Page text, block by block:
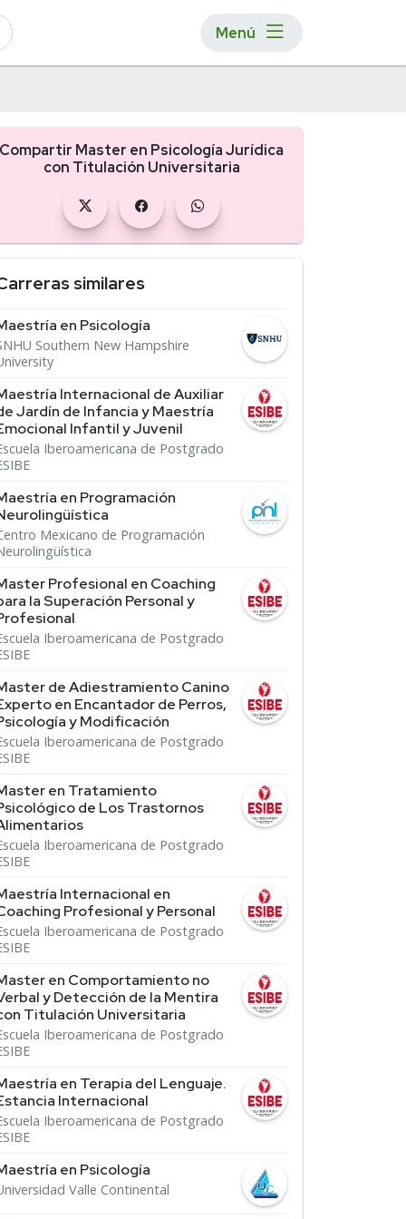
Menú
Compartir Master en Psicología Jurídica
con Titulación Universitaria
similares
en Psicología
Southern New Hampshire
Internacional de Auxiliar
Jardín de Infancia y Maestría
Infantil y Juvenil
Iberoamericana de Postgrado
en Programación
Mexicano de Programación
Profesional en Coaching
la Superación Personal y
Iberoamericana de Postgrado
de Adiestramiento Canino
en Encantador de Perros,
y Modificación
Iberoamericana de Postgrado
en Tratamiento
de Los Trastornos
Iberoamericana de Postgrado
Internacional en
Profesional y Personal
Iberoamericana de Postgrado
en Comportamiento no
y Detección de la Mentira
Titulación Universitaria
Iberoamericana de Postgrado
en Terapia del Lenguaje.
Internacional
Iberoamericana de Postgrado
en Psicología
Valle Continental